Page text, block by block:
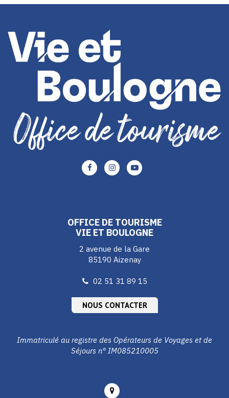
Lien
vers
Lien
vers
Lien
OFFICE DE TOURISME
VIE ET BOULOGNE
2 avenue de la Gare
85190 Aizenay
02 51 31 89 15
NOUS CONTACTER
Immatriculé au registre des Opérateurs de Voyages et de
Séjours n° IM085210005